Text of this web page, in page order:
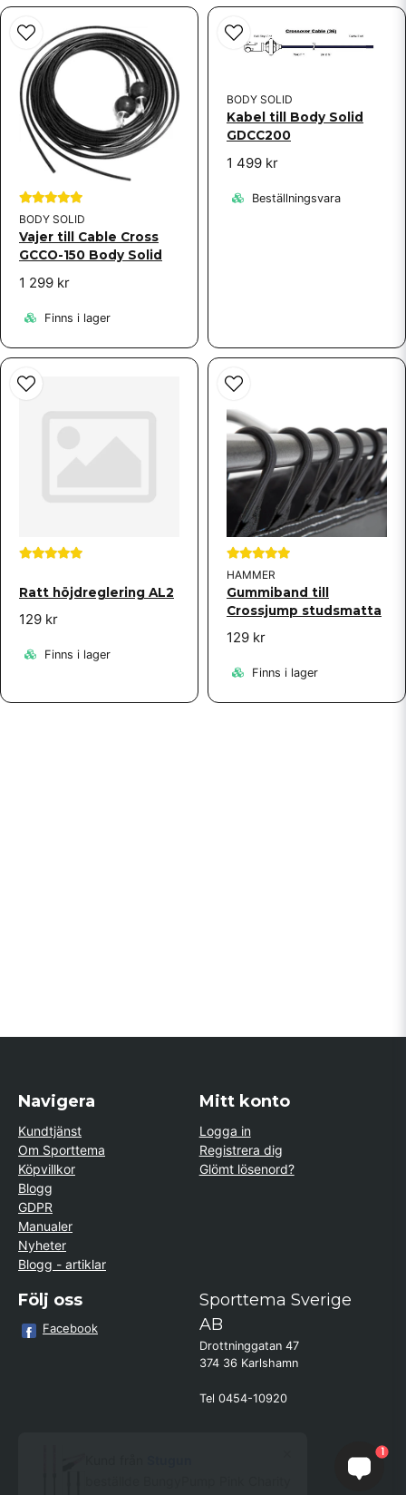
BODY SOLID
Vajer till Cable Cross
GCCO-150 Body Solid
1 299 kr
Finns i lager
BODY SOLID
Kabel till Body Solid
GDCC200
1 499 kr
Beställningsvara
Ratt höjdreglering AL2
129 kr
Finns i lager
HAMMER
Gummiband till
Crossjump studsmatta
129 kr
Finns i lager
Navigera
Kundtjänst
Om Sporttema
Köpvillkor
Blogg
GDPR
Manualer
Nyheter
Blogg - artiklar
Mitt konto
Logga in
Registrera dig
Glömt lösenord?
Följ oss
Facebook
Sporttema Sverige
AB
Drottninggatan 47
374 36 Karlshamn
Tel 0454-10920
1